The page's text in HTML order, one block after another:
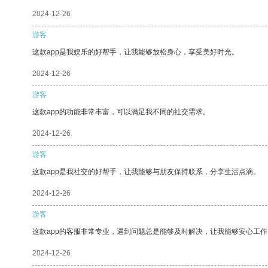
2024-12-26
游客
这款app是我娱乐的好帮手，让我能够放松身心，享受美好时光。
2024-12-26
游客
这款app的功能非常丰富，可以满足我不同的社交需求。
2024-12-26
游客
这款app是我社交的好帮手，让我能够与朋友保持联系，分享生活点滴。
2024-12-26
游客
这款app的客服非常专业，遇到问题总是能够及时解决，让我能够安心工
2024-12-26